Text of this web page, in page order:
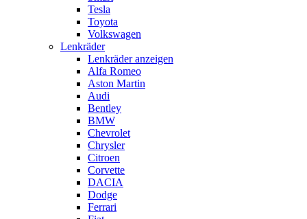
Tesla
Toyota
Volkswagen
Lenkräder
Lenkräder anzeigen
Alfa Romeo
Aston Martin
Audi
Bentley
BMW
Chevrolet
Chrysler
Citroen
Corvette
DACIA
Dodge
Ferrari